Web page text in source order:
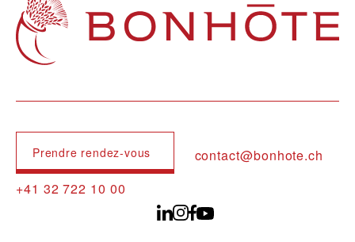
Prendre rendez-vous
contact@bonhote.ch
+41 32 722 10 00